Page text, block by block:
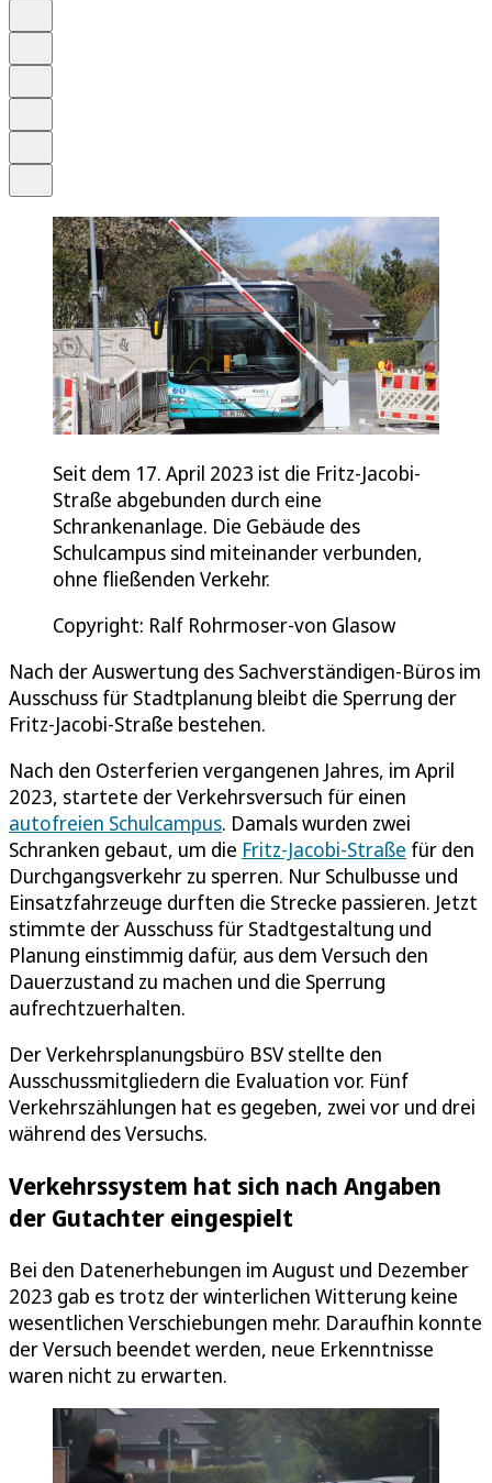
Seit dem 17. April 2023 ist die Fritz-Jacobi-
Straße abgebunden durch eine
Schrankenanlage. Die Gebäude des
Schulcampus sind miteinander verbunden,
ohne fließenden Verkehr.
Copyright: Ralf Rohrmoser-von Glasow
Nach der Auswertung des Sachverständigen-Büros im
Ausschuss für Stadtplanung bleibt die Sperrung der
Fritz-Jacobi-Straße bestehen.
Nach den Osterferien vergangenen Jahres, im April
2023, startete der Verkehrsversuch für einen
autofreien Schulcampus. Damals wurden zwei
Schranken gebaut, um die Fritz-Jacobi-Straße für den
Durchgangsverkehr zu sperren. Nur Schulbusse und
Einsatzfahrzeuge durften die Strecke passieren. Jetzt
stimmte der Ausschuss für Stadtgestaltung und
Planung einstimmig dafür, aus dem Versuch den
Dauerzustand zu machen und die Sperrung
aufrechtzuerhalten.
Der Verkehrsplanungsbüro BSV stellte den
Ausschussmitgliedern die Evaluation vor. Fünf
Verkehrszählungen hat es gegeben, zwei vor und drei
während des Versuchs.
Verkehrssystem hat sich nach Angaben
der Gutachter eingespielt
Bei den Datenerhebungen im August und Dezember
2023 gab es trotz der winterlichen Witterung keine
wesentlichen Verschiebungen mehr. Daraufhin konnte
der Versuch beendet werden, neue Erkenntnisse
waren nicht zu erwarten.